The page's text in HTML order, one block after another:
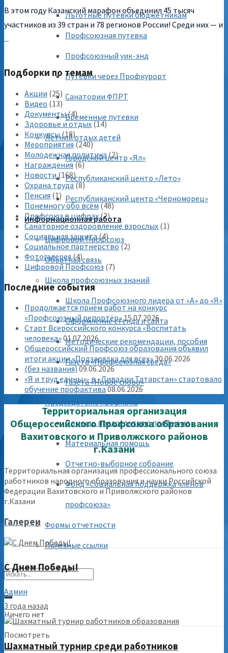
Льготные путевки бюджетникам
Профсоюзная путевка
Профсоюзный уик-энд
Путевки через Профкурорт
Санатории ФПРТ
Временные путевки
Летний отдых детей
Городской центр «Ял»
Республиканский центр «Лето»
Республиканский центр «Черноморец»
Информационная работа
Цифровой Профсоюз
Обратная связь
Школа профсоюзных знаний
Школа Профсоюзного лидера от «А» до «Я»
Оформление стенда и сайта
Методические рекомендации, пособия
Газета «Профсоюзная среда»
Газета «Новое слово»
Председателю профкома
Помощь председателю профкома
Материальная помощь
Отчетно-выборное собрание
Фонд «Социальная поддержка членов
профсоюза»
Формы отчетности
Полезные ссылки
Ничего нет
Посмотреть
В этом году Казанский марафон объединил 45 тысяч
участников из 39 стран и 78 регионов России! Среди них — и
...
Подборки по темам
Акции (25)
Видео (13)
Документы(4)
Здоровье и отдых(14)
Конкурсы(18)
Мероприятия(240)
Молодежная политика(2)
Награждения(6)
Новости (168)
Охрана труда(8)
Пенсия (1)
Понемногу обо всём(48)
Профсоюз в цифрах(2)
Санаторное оздоровление взрослых (1)
Социальная защита(4)
Социальное партнерство(2)
Фотогалерея(4)
Цифровой Профсоюз (7)
Последние события
Продолжается приём работ на конкурс
«Профсоюзный репортёр»15.07.2026
Старт Всероссийского конкурса «Воспитать
человека»01.07.2026
Общероссийский Профсоюз образования объявил
итоги акции «Подзарядка для всех»30.06.2026
(без названия)09.06.2026
«Я и труд едины»- в «Ливадии Татарстан» стартовало
обучение профактива08.06.2026
Территориальная организация
Общероссийского Профсоюза образования
Вахитовского и Приволжского районов
г.Казани
Территориальная организация профессионального союза
работников народного образования и науки Российской
Федерации Вахитовского и Приволжского районов
г.Казани
Галереи
С Днем Победы!
Админ
3 года назад
Шахматный турнир среди работников